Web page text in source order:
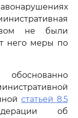
не были
него меры по
статьей 8.5
об